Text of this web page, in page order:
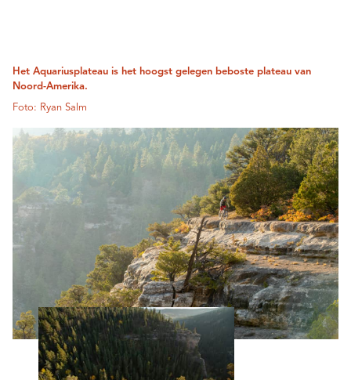
Het Aquariusplateau is het hoogst gelegen beboste plateau van
Noord-Amerika.
Foto: Ryan Salm